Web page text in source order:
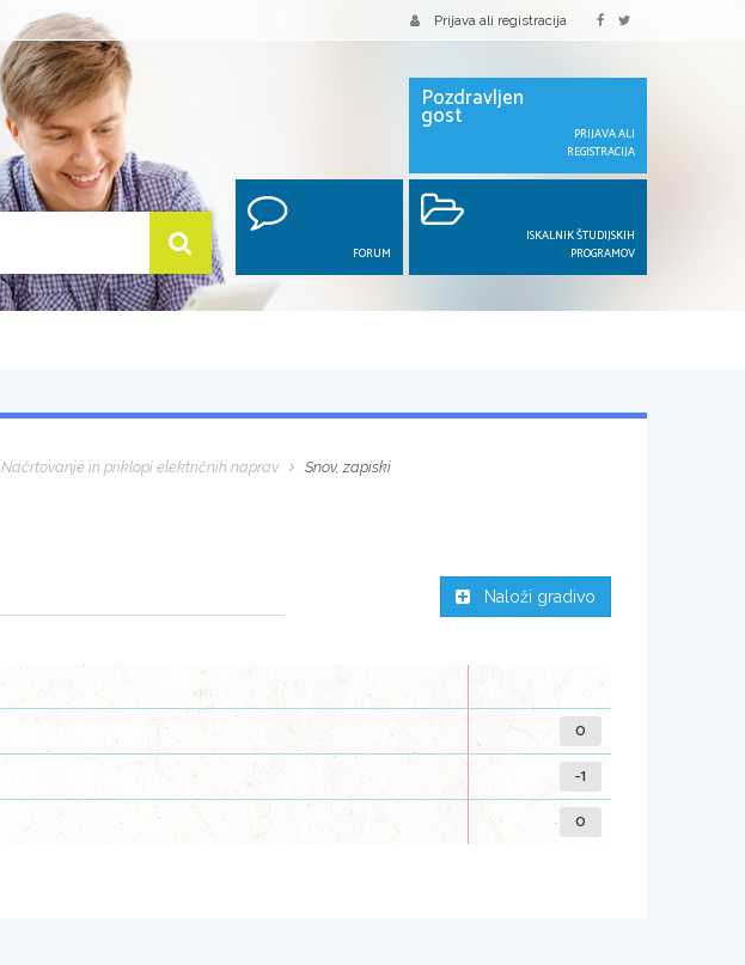
Prijava ali registracija
Pozdravljen
gost
PRIJAVA ALI
REGISTRACIJA
FORUM
ISKALNIK ŠTUDIJSKIH
PROGRAMOV
Načrtovanje in priklopi električnih naprav Snov, zapiski
Naloži gradivo
0
-1
0